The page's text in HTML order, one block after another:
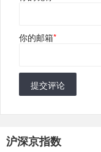
你的邮箱*
提交评论
沪深京指数